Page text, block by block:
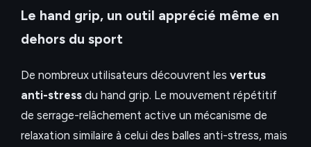
Le hand grip, un outil apprécié même en
dehors du sport
De nombreux utilisateurs découvrent les vertus
anti-stress du hand grip. Le mouvement répétitif
de serrage-relâchement active un mécanisme de
relaxation similaire à celui des balles anti-stress, mais